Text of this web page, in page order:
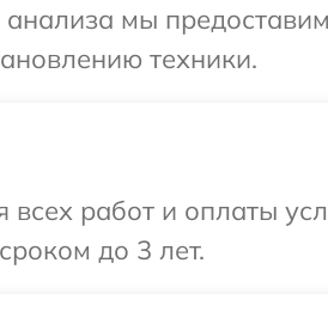
мы
техники.
всех работ и оплаты
до 3 лет.